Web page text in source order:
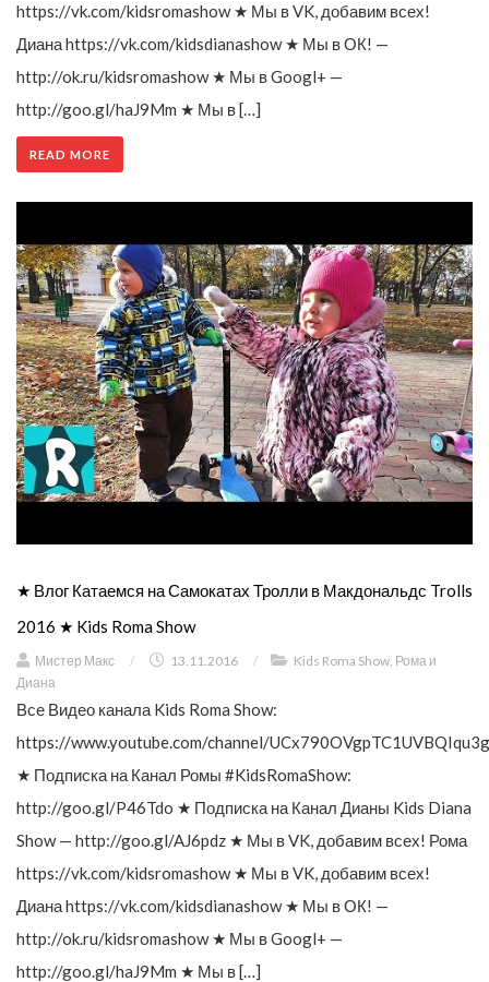
https://vk.com/kidsromashow ★ Мы в VK, добавим всех!
Диана https://vk.com/kidsdianashow ★ Мы в ОК! —
http://ok.ru/kidsromashow ★ Мы в Googl+ —
http://goo.gl/haJ9Mm ★ Мы в […]
READ MORE
★ Влог Катаемся на Самокатах Тролли в Макдональдс Trolls
2016 ★ Kids Roma Show
Мистер Макс / 13.11.2016 / Kids Roma Show Рома и
Диана
Все Видео канала Kids Roma Show:
https://www.youtube.com/channel/
★ Подписка на Канал Ромы #KidsRomaShow:
http://goo.gl/P46Tdo ★ Подписка на Канал Дианы Kids Diana
Show — http://goo.gl/AJ6pdz ★ Мы в VK, добавим всех! Рома
https://vk.com/kidsromashow ★ Мы в VK, добавим всех!
Диана https://vk.com/kidsdianashow ★ Мы в ОК! —
http://ok.ru/kidsromashow ★ Мы в Googl+ —
http://goo.gl/haJ9Mm ★ Мы в […]